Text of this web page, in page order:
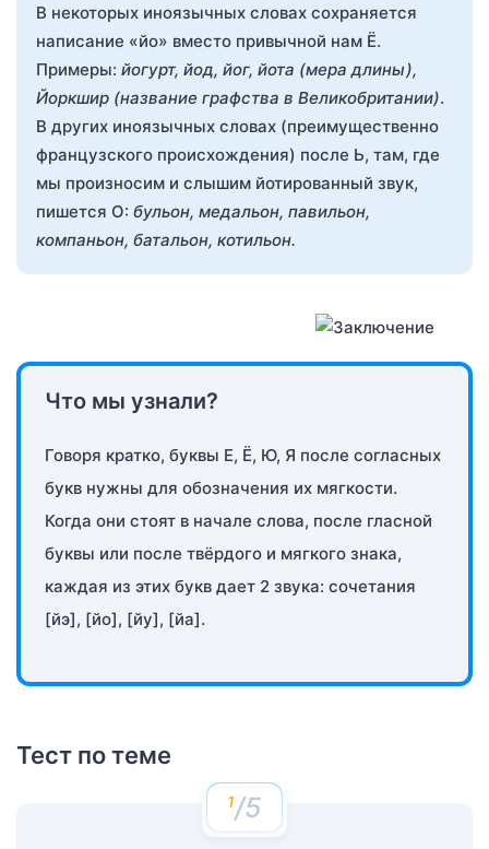
В некоторых иноязычных словах сохраняется
написание «йо» вместо привычной нам Ё.
Примеры: йогурт, йод, йог, йота (мера длины),
Йоркшир (название графства в Великобритании).
В других иноязычных словах (преимущественно
французского происхождения) после Ь, там, где
мы произносим и слышим йотированный звук,
пишется О: бульон, медальон, павильон,
компаньон, батальон, котильон.
Что мы узнали?
Говоря кратко, буквы Е, Ё, Ю, Я после согласных
букв нужны для обозначения их мягкости.
Когда они стоят в начале слова, после гласной
буквы или после твёрдого и мягкого знака,
каждая из этих букв дает 2 звука: сочетания
[йэ], [йо], [йу], [йа].
Тест по теме
/5